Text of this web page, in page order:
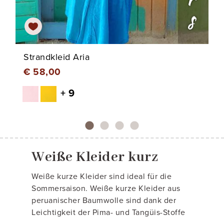
Strandkleid Aria
€ 58,00
+ 9
Weiße Kleider kurz
Weiße kurze Kleider sind ideal für die
Sommersaison. Weiße kurze Kleider aus
peruanischer Baumwolle sind dank der
Leichtigkeit der Pima- und Tangüis-Stoffe